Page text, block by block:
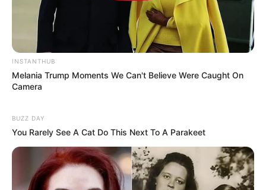
INSTANTHUB
Melania Trump Moments We Can't Believe Were Caught On
Camera
BUZZ DAY
You Rarely See A Cat Do This Next To A Parakeet